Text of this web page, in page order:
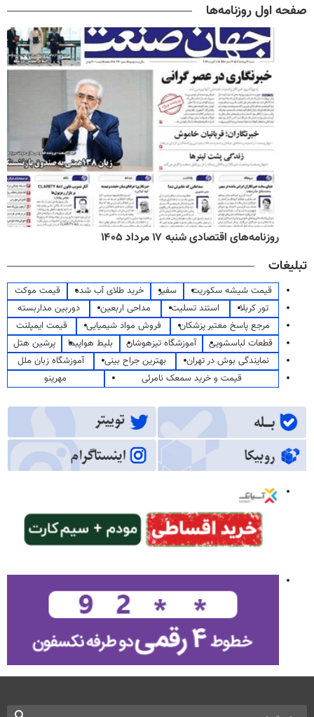
صفحه اول روزنامه‌ها
روزنامه‌های اقتصادی شنبه ۱۷ مرداد ۱۴۰۵
تبلیغات
قیمت شیشه سکوریت سفیر خرید طلای آب شده
قیمت موکت
تور کربلا
استند تسلیت مداحی اربعین
دوربین مداربسته
مرجع پاسخ معتبر پزشکان
فروش مواد شیمیایی
قیمت ایمپلنت
قطعات لباسشویی
آموزشگاه تیزهوشان بلیط هواپیما
پرشین هتل
نمایندگی بوش در تهران
بهترین جراح بینی
آموزشگاه زبان ملل
قیمت و خرید سمعک نامرئی
مهرینو